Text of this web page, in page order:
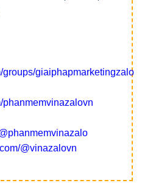
groups/giaiphapmarketingzalo
phanmemvinazalovn
@vinazalovn